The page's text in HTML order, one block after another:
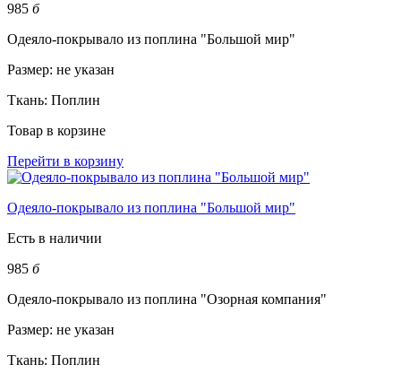
985 б
Одеяло-покрывало из поплина "Большой мир"
Размер: не указан
Ткань: Поплин
Товар в корзине
Перейти в корзину
Одеяло-покрывало из поплина "Большой мир"
Есть в наличии
985 б
Одеяло-покрывало из поплина "Озорная компания"
Размер: не указан
Ткань: Поплин